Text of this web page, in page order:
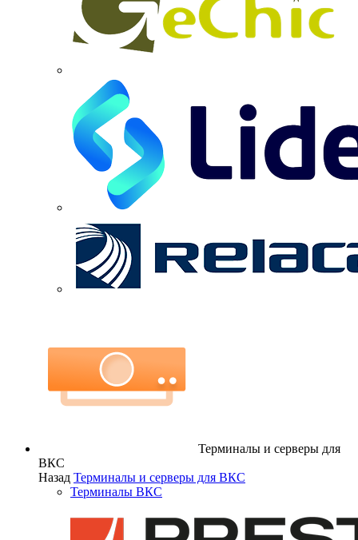
Терминалы и серверы для
ВКС
Назад Терминалы и серверы для ВКС
Терминалы ВКС